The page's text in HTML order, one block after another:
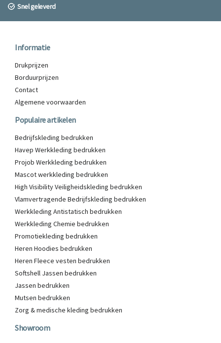
Snel geleverd
Informatie
Drukprijzen
Borduurprijzen
Contact
Algemene voorwaarden
Populaire artikelen
Bedrijfskleding bedrukken
Havep Werkkleding bedrukken
Projob Werkkleding bedrukken
Mascot werkkleding bedrukken
High Visibility Veiligheidskleding bedrukken
Vlamvertragende Bedrijfskleding bedrukken
Werkkleding Antistatisch bedrukken
Werkkleding Chemie bedrukken
Promotiekleding bedrukken
Heren Hoodies bedrukken
Heren Fleece vesten bedrukken
Softshell Jassen bedrukken
Jassen bedrukken
Mutsen bedrukken
Zorg & medische kleding bedrukken
Showroom